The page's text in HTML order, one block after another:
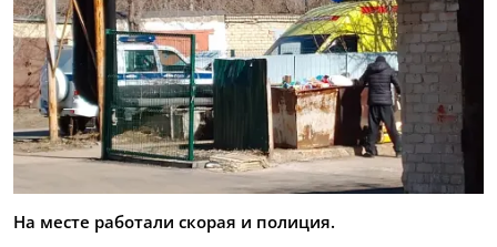
На месте работали скорая и полиция.